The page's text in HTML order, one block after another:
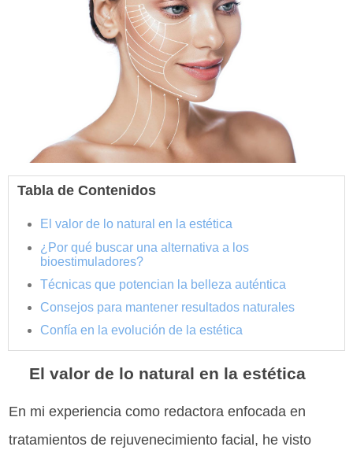
Tabla de Contenidos
El valor de lo natural en la estética
¿Por qué buscar una alternativa a los
bioestimuladores?
Técnicas que potencian la belleza auténtica
Consejos para mantener resultados naturales
Confía en la evolución de la estética
El valor de lo natural en la estética
En mi experiencia como redactora enfocada en
tratamientos de rejuvenecimiento facial, he visto